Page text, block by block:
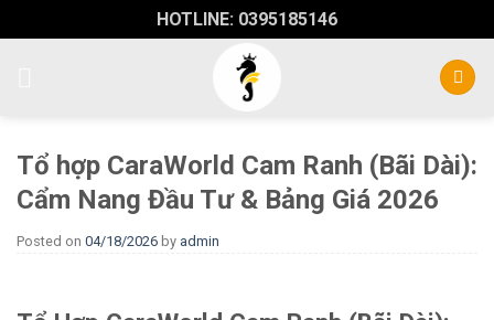
to
HOTLINE: 0395185146
Tổ hợp CaraWorld Cam Ranh (Bãi Dài):
Cẩm Nang Đầu Tư & Bảng Giá 2026
Posted on 04/18/2026 by admin